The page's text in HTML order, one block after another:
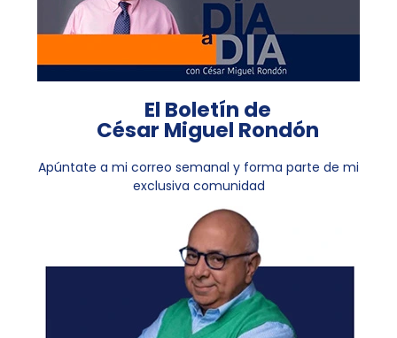
El Boletín de
César Miguel Rondón
Apúntate a mi correo semanal y forma parte de mi
exclusiva comunidad